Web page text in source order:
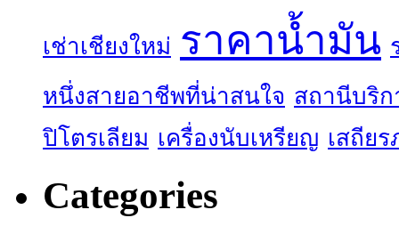
เช่าเชียงใหม่ ราคาน้ำมัน
หนึ่งสายอาชีพที่น่าสนใจ สถานีบริ
ปิโตรเลียม เครื่องนับเหรียญ เสถีย
Categories